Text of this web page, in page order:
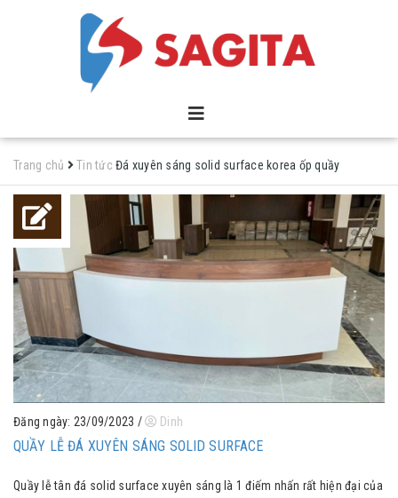
Trang chủ Tin tức Đá xuyên sáng solid surface korea ốp quầy
Đăng ngày: 23/09/2023 / Dinh
QUẦY LỄ ĐÁ XUYÊN SÁNG SOLID SURFACE
Quầy lễ tân đá solid surface xuyên sáng là 1 điếm nhấn rất hiện đại của